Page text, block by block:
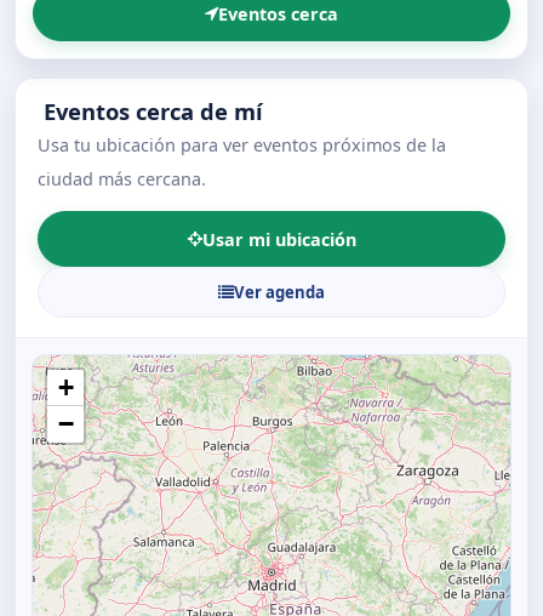
Eventos cerca
Eventos cerca de mí
Usa tu ubicación para ver eventos próximos de la
ciudad más cercana.
Usar mi ubicación
Ver agenda
+
−